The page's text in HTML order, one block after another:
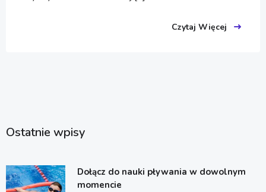
Czytaj Więcej
Ostatnie wpisy
Dołącz do nauki pływania w dowolnym
momencie